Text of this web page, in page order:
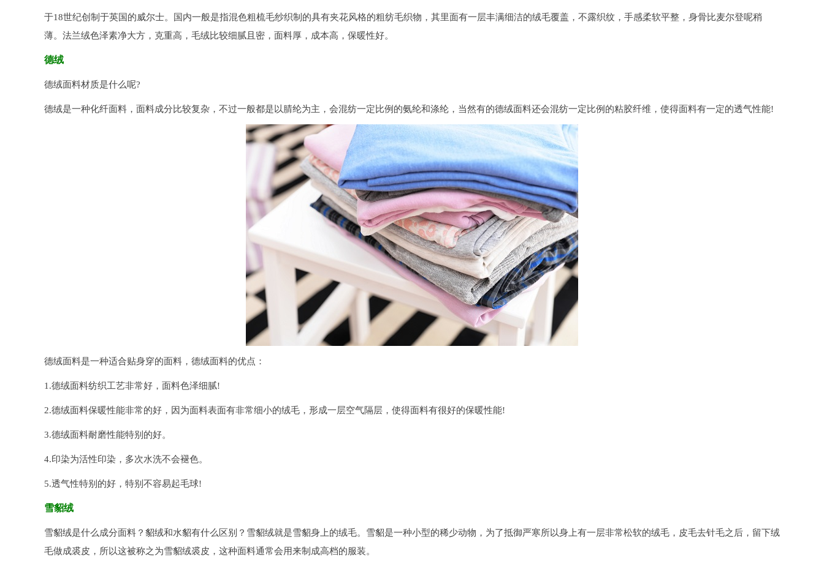
于18世纪创制于英国的威尔士。国内一般是指混色粗梳毛纱织制的具有夹花风格的粗纺毛织物，其里面有一层丰满细洁的绒毛覆盖，不露织纹，手感柔软平整，身骨比麦尔登呢稍
薄。法兰绒色泽素净大方，克重高，毛绒比较细腻且密，面料厚，成本高，保暖性好。
德绒
德绒面料材质是什么呢?
德绒是一种化纤面料，面料成分比较复杂，不过一般都是以腈纶为主，会混纺一定比例的氨纶和涤纶，当然有的德绒面料还会混纺一定比例的粘胶纤维，使得面料有一定的透气性能!
德绒面料是一种适合贴身穿的面料，德绒面料的优点：
1.德绒面料纺织工艺非常好，面料色泽细腻!
2.德绒面料保暖性能非常的好，因为面料表面有非常细小的绒毛，形成一层空气隔层，使得面料有很好的保暖性能!
3.德绒面料耐磨性能特别的好。
4.印染为活性印染，多次水洗不会褪色。
5.透气性特别的好，特别不容易起毛球!
雪貂绒
雪貂绒是什么成分面料？貂绒和水貂有什么区别？雪貂绒就是雪貂身上的绒毛。雪貂是一种小型的稀少动物，为了抵御严寒所以身上有一层非常松软的绒毛，皮毛去针毛之后，留下绒
毛做成裘皮，所以这被称之为雪貂绒裘皮，这种面料通常会用来制成高档的服装。